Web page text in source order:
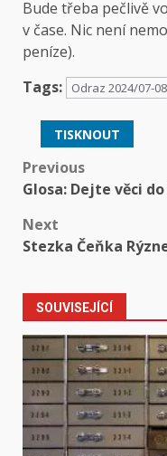
Bude třeba pečlivě
v čase. Nic není
peníze).
Tags:
Odraz 2024/07-08
TISKNOUT
Post
navigation
Previous
Glosa: Dejte věci do
Next
Stezka Čeňka
SOUVISEJÍCÍ